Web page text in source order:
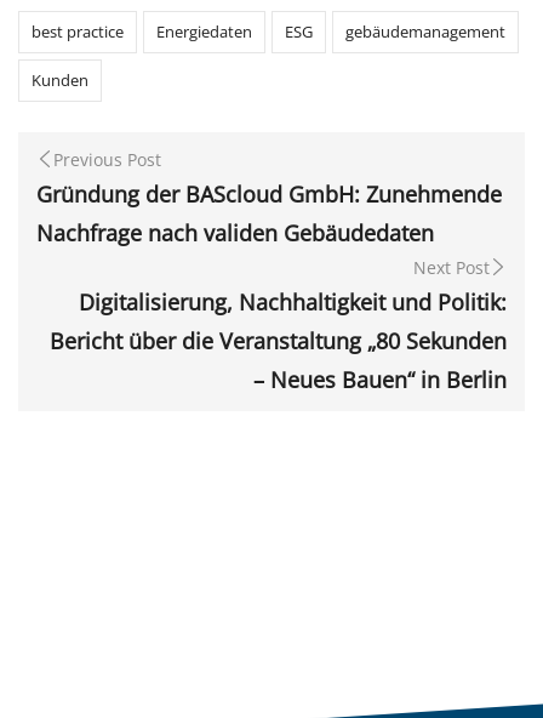
best practice Energiedaten ESG gebäudemanagement
Kunden
Previous Post
Gründung der BAScloud GmbH: Zunehmende
Nachfrage nach validen Gebäudedaten
Next Post
Digitalisierung, Nachhaltigkeit und Politik:
Bericht über die Veranstaltung „80 Sekunden
– Neues Bauen“ in Berlin